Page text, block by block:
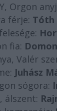
Orgon
férje: Tóth
fia:
Valér
Juhász
sógora:
álszent: